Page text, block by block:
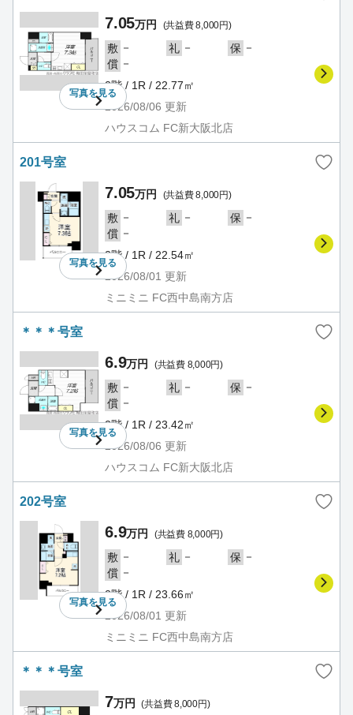
写真を見る
7.05万円 (共益費 8,000円)
敷 － 礼 － 保 －
償 －
2階 / 1R / 22.77㎡
2026/08/06 更新
ハウスコム FC新大阪北店
201号室
写真を見る
7.05万円 (共益費 8,000円)
敷 － 礼 － 保 －
償 －
2階 / 1R / 22.54㎡
2026/08/01 更新
ミニミニ FC西中島南方店
＊＊＊号室
写真を見る
6.9万円 (共益費 8,000円)
敷 － 礼 － 保 －
償 －
2階 / 1R / 23.42㎡
2026/08/06 更新
ハウスコム FC新大阪北店
202号室
写真を見る
6.9万円 (共益費 8,000円)
敷 － 礼 － 保 －
償 －
2階 / 1R / 23.66㎡
2026/08/01 更新
ミニミニ FC西中島南方店
＊＊＊号室
7万円 (共益費 8,000円)